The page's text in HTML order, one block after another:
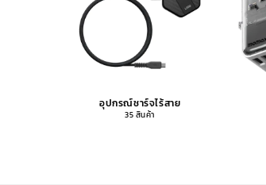
อุปกรณ์ชาร์จไร้สาย
35 สินค้า